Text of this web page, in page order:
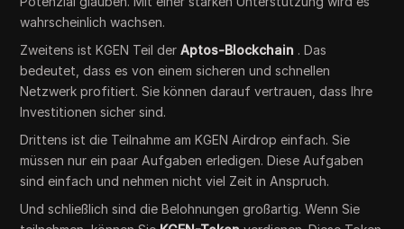
wahrscheinlich wachsen.
Zweitens ist KGEN Teil derAptos-Blockchain . Das
bedeutet, dass es von einem sicheren und schnellen
Netzwerk profitiert. Sie können darauf vertrauen, dass Ihre
Investitionen sicher sind.
Drittens ist die Teilnahme am KGEN Airdrop einfach. Sie
müssen nur ein paar Aufgaben erledigen. Diese Aufgaben
sind einfach und nehmen nicht viel Zeit in Anspruch.
Und schließlich sind die Belohnungen großartig. Wenn Sie